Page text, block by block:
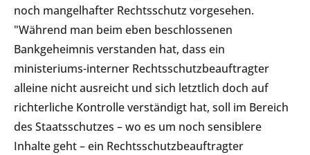
noch mangelhafter Rechtsschutz vorgesehen.
"Während man beim eben beschlossenen
Bankgeheimnis verstanden hat, dass ein
ministeriums-interner Rechtsschutzbeauftragter
alleine nicht ausreicht und sich letztlich doch auf
richterliche Kontrolle verständigt hat, soll im Bereich
des Staatsschutzes – wo es um noch sensiblere
Inhalte geht – ein Rechtsschutzbeauftragter